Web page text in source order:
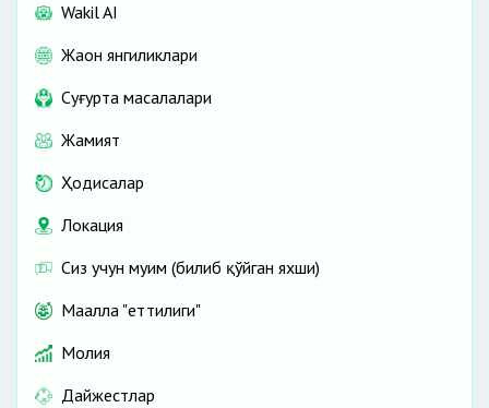
Wakil AI
Жаҳон янгиликлари
Cуғурта масалалари
Жамият
Ҳодисалар
Локация
Сиз учун муҳим (билиб қўйган яхши)
Маҳалла "еттилиги"
Молия
Дайжестлар